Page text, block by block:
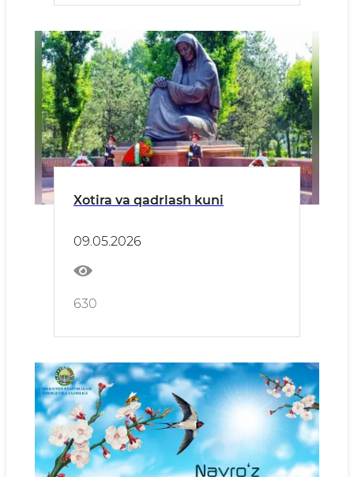
Xotira va qadrlash kuni
09.05.2026
630